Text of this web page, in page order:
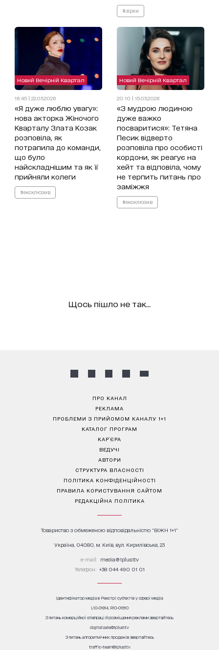
#зірки
Новий Вечірній Квартал
16:45 | 22.05.2026
«Я дуже люблю увагу»:
нова акторка Жіночого
Кварталу Злата Козак
розповіла, як
потрапила до команди,
що було
найскладнішим та як її
прийняли колеги
#ексклюзив
Новий Вечірній Квартал
20:10 | 15.05.2026
«З мудрою людиною
дуже важко
посваритися»: Тетяна
Песик відверто
розповіла про особисті
кордони, як реагує на
хейт та відповіла, чому
не терпить питань про
заміжжя
#ексклюзив
Щось пішло не так...
ПРО КАНАЛ
РЕКЛАМА
ПРОБЛЕМИ З ПРИЙОМОМ КАНАЛУ 1+1
КАТАЛОГ ПРОГРАМ
КАР’ЄРА
ВЕДУЧІ
АВТОРИ
СТРУКТУРА ВЛАСНОСТІ
ПОЛІТИКА КОНФІДЕНЦІЙНОСТІ
ПРАВИЛА КОРИСТУВАННЯ САЙТОМ
РЕДАКЦІЙНА ПОЛІТИКА
Товариство з обмеженою відповідальністю "ВІЖН 1+1"
Україна, 04080, м. Київ, вул. Кирилівська, 23
е-mail: media@1plus1.tv
Телефон: +38 044 490 01 01
Ідентифікатор медіа в Реєстрі суб’єктів у сфері медіа:
L10-01914, R10-01810
З питань комерційної співпраці й розміщення реклами звертайтесь
digital.sale@1plus1.tv
З питань алгоритмічних продажів звертайтесь
traffic-team@1plus1.tv